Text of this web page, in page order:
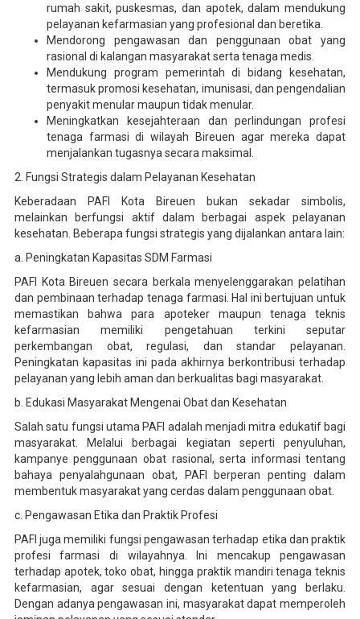
rumah sakit, puskesmas, dan apotek, dalam mendukung
pelayanan kefarmasian yang profesional dan beretika.
Mendorong pengawasan dan penggunaan obat yang
rasional di kalangan masyarakat serta tenaga medis.
Mendukung program pemerintah di bidang kesehatan,
termasuk promosi kesehatan, imunisasi, dan pengendalian
penyakit menular maupun tidak menular.
Meningkatkan kesejahteraan dan perlindungan profesi
tenaga farmasi di wilayah Bireuen agar mereka dapat
menjalankan tugasnya secara maksimal.
2. Fungsi Strategis dalam Pelayanan Kesehatan
Keberadaan PAFI Kota Bireuen bukan sekadar simbolis,
melainkan berfungsi aktif dalam berbagai aspek pelayanan
kesehatan. Beberapa fungsi strategis yang dijalankan antara lain:
a. Peningkatan Kapasitas SDM Farmasi
PAFI Kota Bireuen secara berkala menyelenggarakan pelatihan
dan pembinaan terhadap tenaga farmasi. Hal ini bertujuan untuk
memastikan bahwa para apoteker maupun tenaga teknis
kefarmasian memiliki pengetahuan terkini seputar
perkembangan obat, regulasi, dan standar pelayanan.
Peningkatan kapasitas ini pada akhirnya berkontribusi terhadap
pelayanan yang lebih aman dan berkualitas bagi masyarakat.
b. Edukasi Masyarakat Mengenai Obat dan Kesehatan
Salah satu fungsi utama PAFI adalah menjadi mitra edukatif bagi
masyarakat. Melalui berbagai kegiatan seperti penyuluhan,
kampanye penggunaan obat rasional, serta informasi tentang
bahaya penyalahgunaan obat, PAFI berperan penting dalam
membentuk masyarakat yang cerdas dalam penggunaan obat.
c. Pengawasan Etika dan Praktik Profesi
PAFI juga memiliki fungsi pengawasan terhadap etika dan praktik
profesi farmasi di wilayahnya. Ini mencakup pengawasan
terhadap apotek, toko obat, hingga praktik mandiri tenaga teknis
kefarmasian, agar sesuai dengan ketentuan yang berlaku.
Dengan adanya pengawasan ini, masyarakat dapat memperoleh